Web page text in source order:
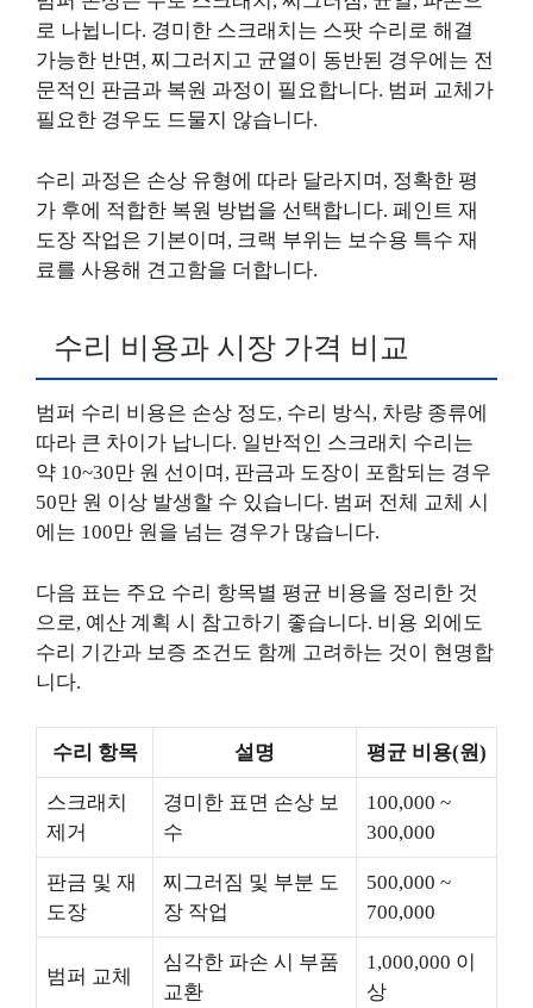
로 나뉩니다. 경미한 스크래치는 스팟 수리로 해결
가능한 반면, 찌그러지고 균열이 동반된 경우에는 전
문적인 판금과 복원 과정이 필요합니다. 범퍼 교체가
필요한 경우도 드물지 않습니다.
수리 과정은 손상 유형에 따라 달라지며, 정확한 평
가 후에 적합한 복원 방법을 선택합니다. 페인트 재
도장 작업은 기본이며, 크랙 부위는 보수용 특수 재
료를 사용해 견고함을 더합니다.
수리 비용과 시장 가격 비교
범퍼 수리 비용은 손상 정도, 수리 방식, 차량 종류에
따라 큰 차이가 납니다. 일반적인 스크래치 수리는
약 10~30만 원 선이며, 판금과 도장이 포함되는 경우
50만 원 이상 발생할 수 있습니다. 범퍼 전체 교체 시
에는 100만 원을 넘는 경우가 많습니다.
다음 표는 주요 수리 항목별 평균 비용을 정리한 것
으로, 예산 계획 시 참고하기 좋습니다. 비용 외에도
수리 기간과 보증 조건도 함께 고려하는 것이 현명합
니다.
수리 항목 설명 평균 비용(원)
스크래치
제거
경미한 표면 손상 보
수
100,000 ~
300,000
판금 및 재
도장
찌그러짐 및 부분 도
장 작업
500,000 ~
700,000
범퍼 교체
심각한 파손 시 부품
교환
1,000,000 이
상